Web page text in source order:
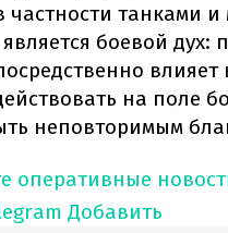
частности
боевой дух:
на поле
неповторимым
оперативные
Добавить